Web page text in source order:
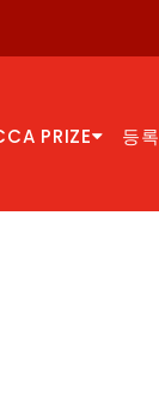
PRIZE 등록